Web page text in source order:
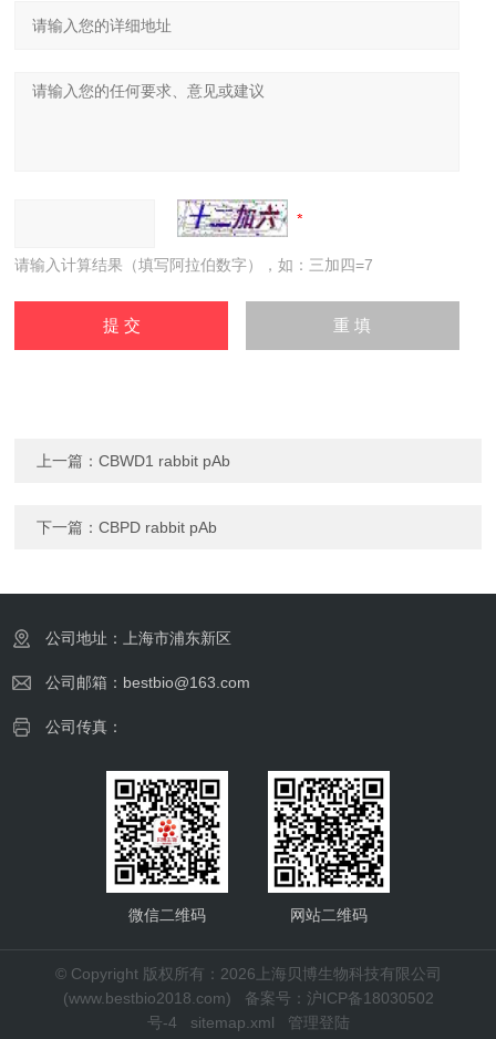
请输入计算结果（填写阿拉伯数字），如：三加四=7
上一篇：CBWD1 rabbit pAb
下一篇：CBPD rabbit pAb
公司地址：上海市浦东新区
公司邮箱：bestbio@163.com
公司传真：
微信二维码 网站二维码
© Copyright 版权所有：2026上海贝博生物科技有限公司
(www.bestbio2018.com) 备案号：沪ICP备18030502
号-4
sitemap.xml 管理登陆